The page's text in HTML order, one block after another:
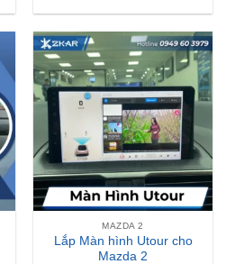
MAZDA 2
Lắp Màn hình Utour cho
Mazda 2